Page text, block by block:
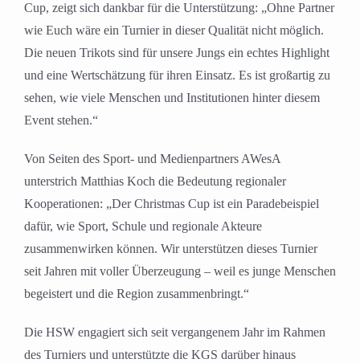
Cup, zeigt sich dankbar für die Unterstützung: „Ohne Partner
wie Euch wäre ein Turnier in dieser Qualität nicht möglich.
Die neuen Trikots sind für unsere Jungs ein echtes Highlight
und eine Wertschätzung für ihren Einsatz. Es ist großartig zu
sehen, wie viele Menschen und Institutionen hinter diesem
Event stehen.“
Von Seiten des Sport- und Medienpartners AWesA
unterstrich Matthias Koch die Bedeutung regionaler
Kooperationen: „Der Christmas Cup ist ein Paradebeispiel
dafür, wie Sport, Schule und regionale Akteure
zusammenwirken können. Wir unterstützen dieses Turnier
seit Jahren mit voller Überzeugung – weil es junge Menschen
begeistert und die Region zusammenbringt.“
Die HSW engagiert sich seit vergangenem Jahr im Rahmen
des Turniers und unterstützte die KGS darüber hinaus